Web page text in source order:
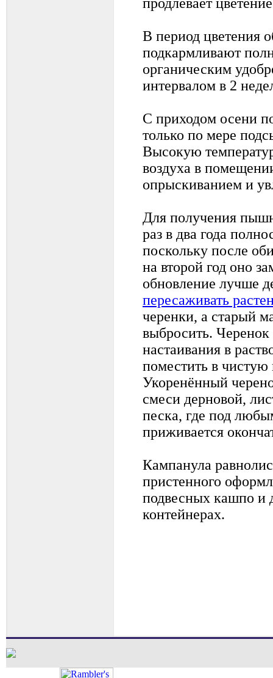
В период цветения
подкармливают
органическим
интервалом в 2
С приходом осени
только по мере
Высокую
воздуха в
опрыскиванием и
Для получения
раз в два года
поскольку после
на второй год оно
обновление лучше
пересаживать
черенки, а старый
выбросить.
настаивания в
поместить в чистую
Укоренённый
смеси дерновой,
песка, где под
приживается
Кампанула
пристенного
подвесных кашпо и
контейнерах.